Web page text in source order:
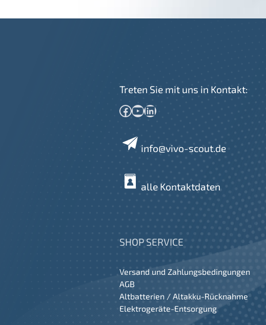
Treten Sie mit uns in Kontakt:
Facebook YouTube LinkedIn
info@vivo-scout.de
alle Kontaktdaten
SHOP SERVICE
Versand und Zahlungsbedingungen
AGB
Altbatterien / Altakku-Rücknahme
Elektrogeräte-Entsorgung